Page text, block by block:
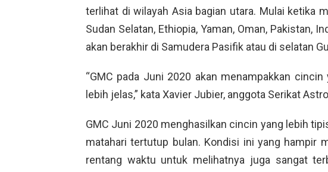
terlihat di wilayah Asia bagian utara. Mulai ketika
Sudan Selatan, Ethiopia, Yaman, Oman, Pakistan,
akan berakhir di Samudera Pasifik atau di selatan
“GMC pada Juni 2020 akan menampakkan
lebih jelas,” kata Xavier Jubier, anggota Serikat
GMC Juni 2020 menghasilkan cincin yang lebih
matahari tertutup bulan. Kondisi ini yang hampir
rentang waktu untuk melihatnya juga sangat